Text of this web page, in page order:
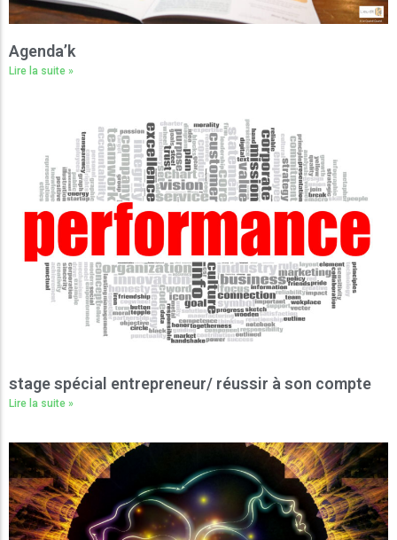
Agenda’k
Lire la suite »
stage spécial entrepreneur/ réussir à son compte
Lire la suite »